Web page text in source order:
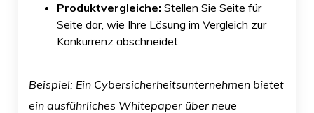
Produktvergleiche: Stellen Sie Seite für
Seite dar, wie Ihre Lösung im Vergleich zur
Konkurrenz abschneidet.
Beispiel: Ein Cybersicherheitsunternehmen bietet
ein ausführliches Whitepaper über neue